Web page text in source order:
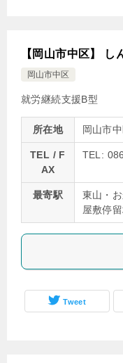
【岡山市中区】 し
岡山市中区
就労継続支援B型
所在地 岡山市
TEL / F
AX
TEL:
最寄駅
東山・
屋敷停
Tweet